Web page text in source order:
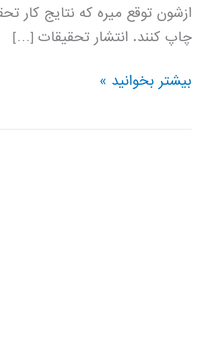
ازشون توقع میره که نتایج کار
چاپ کنند. انتشار تحقیقات […]
راهنمای
مقاله
بیشتر بخوانید »